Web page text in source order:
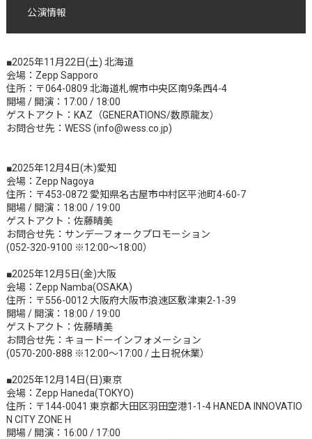
公演情報
■2025年11月22日(土) 北海道
会場：Zepp Sapporo
住所：〒064-0809 北海道札幌市中央区南9条西4-4
開場 / 開演：17:00 / 18:00
ゲストアクト：KAZ（GENERATIONS/数原龍友）
お問合せ先：WESS (info@wess.co.jp)
■2025年12月4日(木)愛知
会場：Zepp Nagoya
住所：〒453-0872 愛知県名古屋市中村区平池町4-60-7
開場 / 開演：18:00 / 19:00
ゲストアクト：佐藤晴美
お問合せ先：サンデーフォークプロモーション
(052-320-9100 ※12:00～18:00）
■2025年12月5日(金)大阪
会場：Zepp Namba(OSAKA)
住所：〒556-0012 大阪府大阪市浪速区敷津東2-1-39
開場 / 開演：18:00 / 19:00
ゲストアクト：佐藤晴美
お問合せ先：キョードーインフォメーション
(0570-200-888 ※12:00～17:00 / 土日祝休業）
■2025年12月14日(日)東京
会場：Zepp Haneda(TOKYO)
住所：〒144-0041 東京都大田区羽田空港1-1-4 HANEDA INNOVATIO
N CITY ZONE H
開場 / 開演：16:00 / 17:00